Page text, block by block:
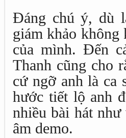
Đáng chú ý, dù
giám khảo không
của mình. Đến
Thanh cũng cho
cứ ngỡ anh là ca
hước tiết lộ anh
nhiều bài hát
âm demo.